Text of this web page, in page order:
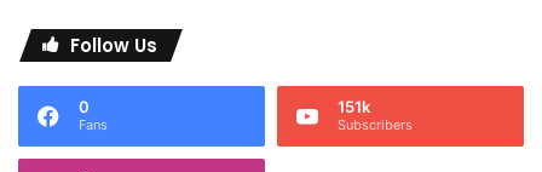
Follow Us
0
Fans
151k
Subscribers